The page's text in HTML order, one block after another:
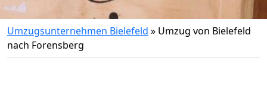
Umzugsunternehmen Bielefeld » Umzug von Bielefeld
nach Forensberg